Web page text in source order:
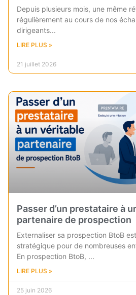
Depuis plusieurs mois, une même
régulièrement au cours de nos
dirigeants
LIRE PLUS »
21 juillet 2026
Passer d’un prestataire à
partenaire de prospection
Externaliser sa prospection BtoB
stratégique pour de nombreuses
En prospection BtoB,
LIRE PLUS »
25 juin 2026